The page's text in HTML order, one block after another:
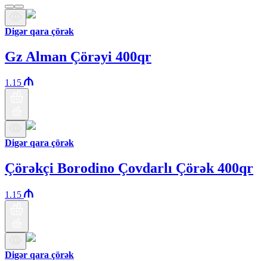
Digər qara çörək
Gz Alman Çörəyi 400qr
1.15
Digər qara çörək
Çörəkçi Borodino Çovdarlı Çörək 400qr
1.15
Digər qara çörək